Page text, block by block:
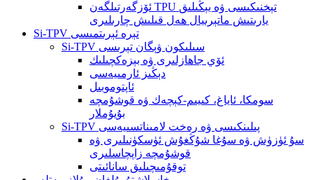
ئۆزگەرتىلگەن TPU تېخنىكىسى ۋە يېڭىلىق
يارىتىش ماتېرىيال ھەل قىلىش چارىلىرى
Si-TPV تېرە ئېرىتمىسى
Si-TPV سىلىكون ۋېگان تېرىسى
ئۆي جاھازلىرى ۋە بېزەكچىلىك
دېڭىز ئارمىيەسى
ئاپتوموبىل
سومكا، ئاياغ، كىيىم-كېچەك ۋە قوشۇمچە
بۇيۇملار
Si-TPV پىلىنكىسى ۋە رەخت لامىناتسىيەسى
سۇ ئۈزۈش ۋە سۇغا شۇڭغۇش ئۈسكۈنىلىرى ۋە
قوشۇمچە زاپچاسلىرى
توقۇمىچىلىق سانائىتى